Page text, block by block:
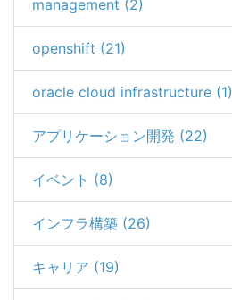
management (2)
openshift (21)
oracle cloud infrastructure (1)
アプリケーション開発 (22)
イベント (8)
インフラ構築 (26)
キャリア (19)